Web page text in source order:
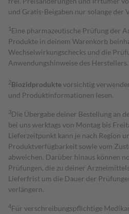
und Gratis-Beigaben nur solange der
1 Eine pharmazeutische Prüfung der
Produkte in deinem Warenkorb
Wechselwirkungschecks und die
Anwendungshinweise des Herstellers.
2Biozidproduktevorsichtig
und Produktinformationen lesen.
3Die Übergabe deiner Bestellung an
bei uns werktags von Montag bis
Lieferzeitpunkt kann je nach Region
Produktverfügbarkeit sowie vom
abweichen. Darüber hinaus können
Prüfungen, die zu deiner
Lieferfrist um die Dauer der
verlängern.
4Für verschreibungspflichtige